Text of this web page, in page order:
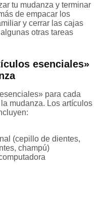
tu mudanza y terminar
de empacar los
y cerrar las cajas
otras tareas
esenciales»
para cada
mudanza. Los artículos
(cepillo de dientes,
champú)